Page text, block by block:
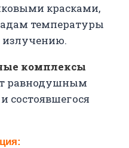
красками,
температуры
излучению.
комплексы
равнодушным
состоявшегося